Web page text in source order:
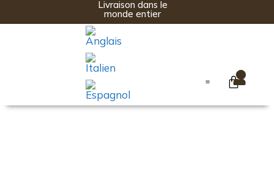
Livraison dans le
monde entier